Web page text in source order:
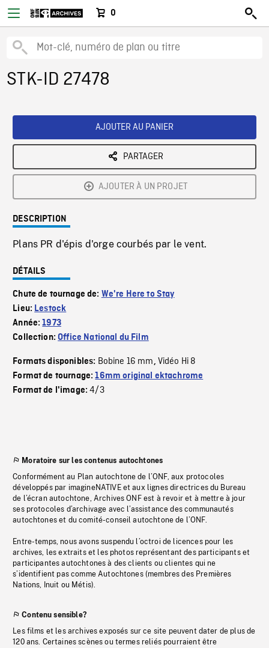
0
STK-ID 27478
AJOUTER AU PANIER
PARTAGER
AJOUTER À UN PROJET
DESCRIPTION
Plans PR d'épis d'orge courbés par le vent.
DÉTAILS
Chute de tournage de: We're Here to Stay
Lieu: Lestock
Année:1973
Collection:Office National du Film
Formats disponibles: Bobine 16 mm, Vidéo Hi 8
Format de tournage:16mm original ektachrome
Format de l'image:4/3
Moratoire sur les contenus autochtones
Conformément au Plan autochtone de l’ONF, aux protocoles
développés par imagineNATIVE et aux lignes directrices du Bureau
de l’écran autochtone, Archives ONF est à revoir et à mettre à jour
ses protocoles d’archivage avec l’assistance des communautés
autochtones et du comité-conseil autochtone de l’ONF.
Entre-temps, nous avons suspendu l’octroi de licences pour les
archives, les extraits et les photos représentant des participants et
participantes autochtones à des clients ou clientes qui ne
s’identifient pas comme Autochtones (membres des Premières
Nations, Inuit ou Métis).
Contenu sensible?
Les films et les archives exposés sur ce site peuvent dater de plus de
120 ans. Certaines scènes ou termes reliés pourraient être